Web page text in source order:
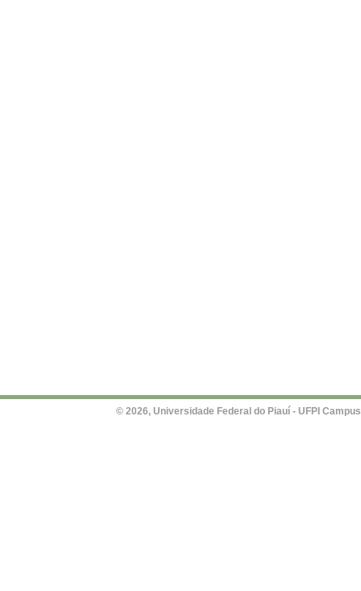
© 2026, Universidade Federal do Piauí - UFPI